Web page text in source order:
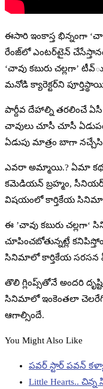
ఈసారి ఇంకాస్త భిన్నంగా
రేంజ్‌లో ఎంటర్‌టైన్‌
‘చావు కబురు చల్లగా’
మనోడి క్యారెక్టర్‌ని
పార్దీవ దేహాల్ని తరలించే
చావులు చూసీ చూసీ
ఏడుపు మాత్రం బాగా
ఎవరా అమ్మాయి.? ఏమా కథ.?
కమెడియన్‌ బ్రహ్మం, సీనియర్‌
విషయంలో కార్తికేయ సినిమా
ఈ ’చావు కబురు
చూపించబోతున్నట్లే
సినిమాలో కార్తికేయ సరసన
తొలి గ్లింప్స్‌తోనే అందరి
సినిమాలో ఇంకెంతలా
ఆగాల్సిందే.
You Might Also Like
పవర్ స్టార్ పవన్
Little Hearts..